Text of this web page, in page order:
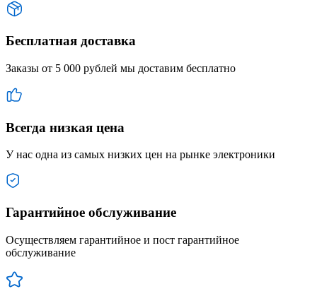
Бесплатная доставка
Заказы от 5 000 рублей мы доставим бесплатно
Всегда низкая цена
У нас одна из самых низких цен на рынке электроники
Гарантийное обслуживание
Осуществляем гарантийное и пост гарантийное
обслуживание